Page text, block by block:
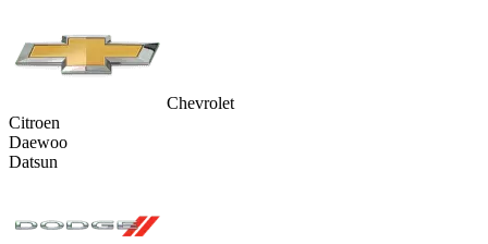
Chevrolet
Citroen
Daewoo
Datsun